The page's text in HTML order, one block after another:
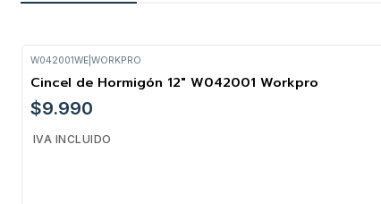
W042001WE WORKPRO
Cincel de Hormigón 12" W042001 Workpro
$9.990
IVA INCLUIDO